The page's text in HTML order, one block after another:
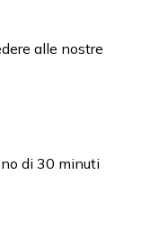
alle nostre
di 30 minuti